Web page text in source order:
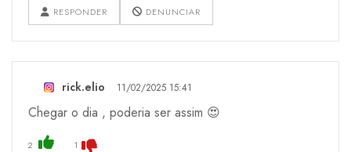
RESPONDER DENUNCIAR
rick.elio 11/02/2025 15:41
Chegar o dia , poderia ser assim 😍
2 1